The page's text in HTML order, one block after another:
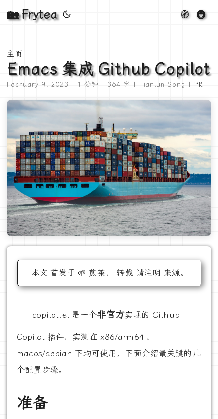
🏡 Frytea 🧭 🚇
主页
Emacs 集成 Github Copilot
February 9, 2023 | 1 分钟 | 364 字 | Tianlun Song | PR
本文 首发于 🌱 煎茶，转载请注明 来源。
copilot.el 是一个非官方实现的 Github
Copilot 插件，实测在 x86/arm64 、
macos/debian 下均可使用，下面介绍最关键的几
个配置步骤。
准备